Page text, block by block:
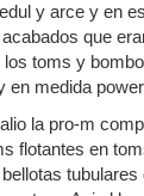
y arce y en
que
los toms y
en medida
la pro-m
flotantes en